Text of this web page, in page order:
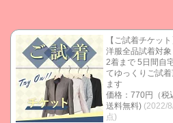
【ご試着チケッ
洋服全品試着対象
2着まで 5日間自
てゆっくりご試着
ます
価格：770円（税
送料無料) (2022/
点)